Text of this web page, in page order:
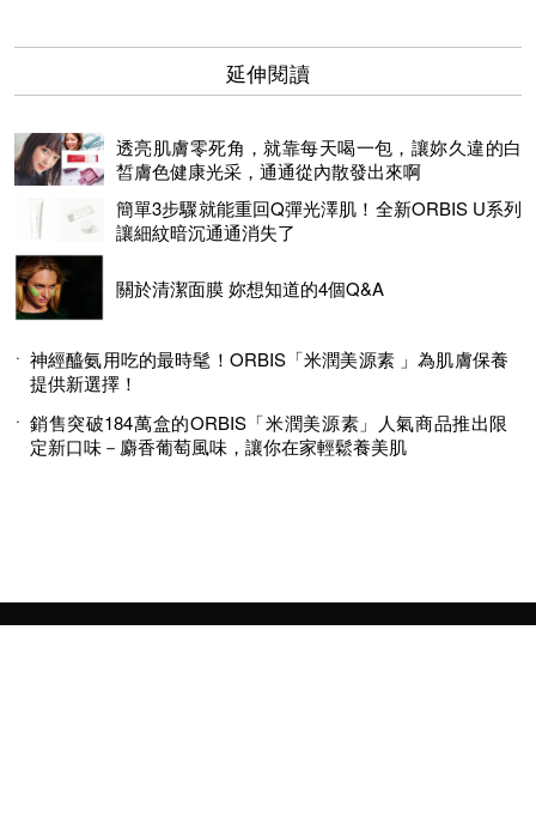
延伸閱讀
透亮肌膚零死角，就靠每天喝一包，讓妳久違的白
皙膚色健康光采，通通從內散發出來啊
簡單3步驟就能重回Q彈光澤肌！全新ORBIS U系列
讓細紋暗沉通通消失了
關於清潔面膜 妳想知道的4個Q&A
神經醯氨用吃的最時髦！ORBIS「米潤美源素 」為肌膚保養
提供新選擇！
銷售突破184萬盒的ORBIS「米潤美源素」人氣商品推出限
定新口味－麝香葡萄風味，讓你在家輕鬆養美肌